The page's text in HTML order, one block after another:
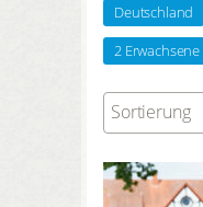
Deutschland
2 Erwachsene
Sortierung